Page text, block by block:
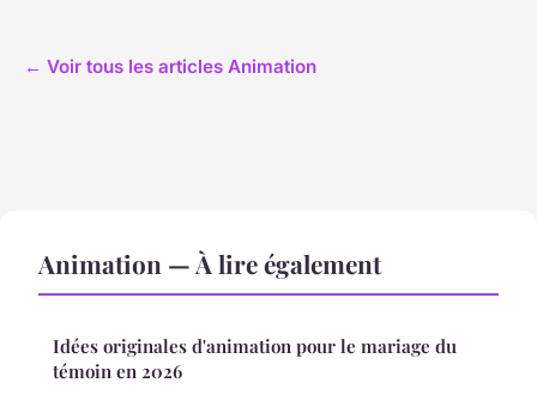
← Voir tous les articles Animation
Animation — À lire également
Idées originales d'animation pour le mariage du
témoin en 2026